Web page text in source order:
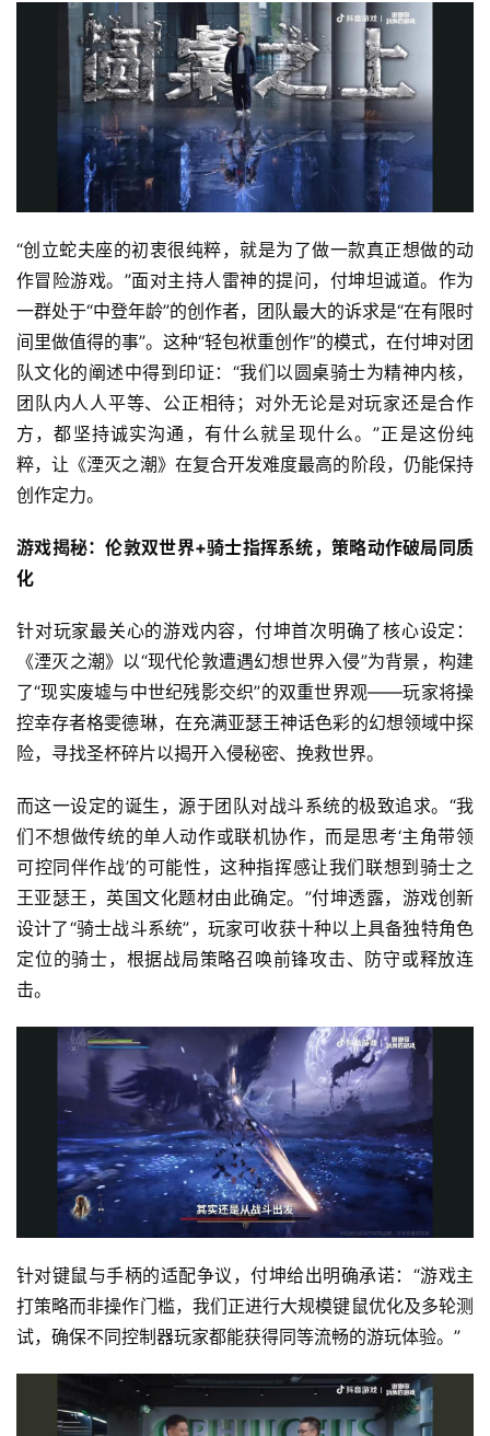
首
页
游
原
创
游
戏
业
界
休
闲
“创立蛇夫座的初衷很纯粹，就是为了做一款真正想做的动
作冒险游戏。”面对主持人雷神的提问，付坤坦诚道。作为
一群处于“中登年龄”的创作者，团队最大的诉求是“在有限时
间里做值得的事”。这种“轻包袱重创作”的模式，在付坤对团
队文化的阐述中得到印证：“我们以圆桌骑士为精神内核，
团队内人人平等、公正相待；对外无论是对玩家还是合作
方，都坚持诚实沟通，有什么就呈现什么。”正是这份纯
粹，让《湮灭之潮》在复合开发难度最高的阶段，仍能保持
创作定力。
游戏揭秘：伦敦双世界+骑士指挥系统，策略动作破局同质
化
针对玩家最关心的游戏内容，付坤首次明确了核心设定：
《湮灭之潮》以“现代伦敦遭遇幻想世界入侵”为背景，构建
了“现实废墟与中世纪残影交织”的双重世界观——玩家将操
控幸存者格雯德琳，在充满亚瑟王神话色彩的幻想领域中探
险，寻找圣杯碎片以揭开入侵秘密、挽救世界。
而这一设定的诞生，源于团队对战斗系统的极致追求。“我
们不想做传统的单人动作或联机协作，而是思考‘主角带领
可控同伴作战’的可能性，这种指挥感让我们联想到骑士之
王亚瑟王，英国文化题材由此确定。”付坤透露，游戏创新
设计了“骑士战斗系统”，玩家可收获十种以上具备独特角色
定位的骑士，根据战局策略召唤前锋攻击、防守或释放连
击。
针对键鼠与手柄的适配争议，付坤给出明确承诺：“游戏主
打策略而非操作门槛，我们正进行大规模键鼠优化及多轮测
试，确保不同控制器玩家都能获得同等流畅的游玩体验。”